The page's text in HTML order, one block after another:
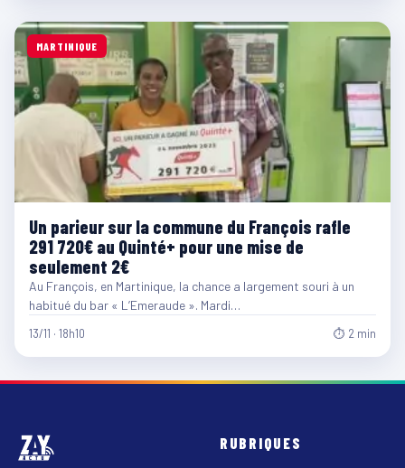
MARTINIQUE
Un parieur sur la commune du François rafle
291 720€ au Quinté+ pour une mise de
seulement 2€
Au François, en Martinique, la chance a largement souri à un
habitué du bar « L’Emeraude ». Mardi…
13/11 · 18h10 ⏱ 2 min
RUBRIQUES